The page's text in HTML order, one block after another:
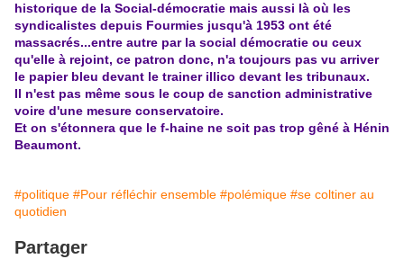
historique de la Social-démocratie mais aussi là où les
syndicalistes depuis Fourmies jusqu'à 1953 ont été
massacrés...entre autre par la social démocratie ou ceux
qu'elle à rejoint, ce patron donc, n'a toujours pas vu arriver
le papier bleu devant le trainer illico devant les tribunaux.
Il n'est pas même sous le coup de sanction administrative
voire d'une mesure conservatoire.
Et on s'étonnera que le f-haine ne soit pas trop gêné à Hénin
Beaumont.
#politique #Pour réfléchir ensemble #polémique #se coltiner au
quotidien
Partager